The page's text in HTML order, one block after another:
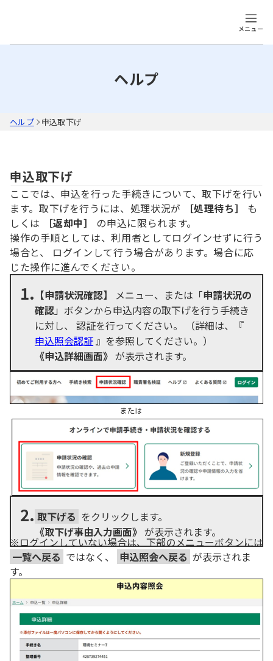
メニュー
ヘルプ
ヘルプ 申込取下げ
申込取下げ
ここでは、申込を行った手続きについて、取下げを行い
ます。取下げを行うには、処理状況が
［処理待ち］
も
しくは
［返却中］
の申込に限られます。
操作の手順としては、利用者としてログインせずに行う
場合と、 ログインして行う場合があります。場合に応
じた操作に進んでください。
1. 【申請状況確認】 メニュー、または「申請状況の
確認」ボタンから申込内容の取下げを行う手続き
に対し、 認証を行ってください。 （詳細は、『
申込照会認証』を参照してください。）
《申込詳細画面》 が表示されます。
2. 取下げる をクリックします。
《取下げ事由入力画面》 が表示されます。
※ログインしていない場合は、下部のメニューボタンには
一覧へ戻る ではなく、 申込照会へ戻る が表示されま
す。